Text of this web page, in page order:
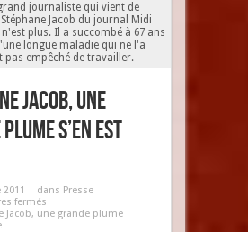
journaliste qui vient de
Jacob du journal Midi
plus. Il a succombé à 67 ans
longue maladie qui ne l'a
pas empêché de travailler.
Jacob, une
s’en est
dans Presse
fermés
Jacob, une grande plume